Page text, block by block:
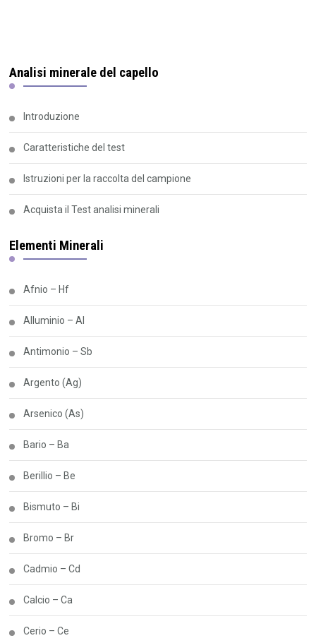
Analisi minerale del capello
Introduzione
Caratteristiche del test
Istruzioni per la raccolta del campione
Acquista il Test analisi minerali
Elementi Minerali
Afnio – Hf
Alluminio – Al
Antimonio – Sb
Argento (Ag)
Arsenico (As)
Bario – Ba
Berillio – Be
Bismuto – Bi
Bromo – Br
Cadmio – Cd
Calcio – Ca
Cerio – Ce